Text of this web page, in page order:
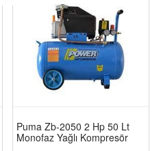
Puma Zb-2050 2 Hp 50 Lt
Monofaz Yağlı Kompresör